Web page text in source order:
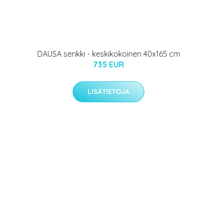
DAUSA senkki - keskikokoinen 40x165 cm
735 EUR
LISÄTIETOJA